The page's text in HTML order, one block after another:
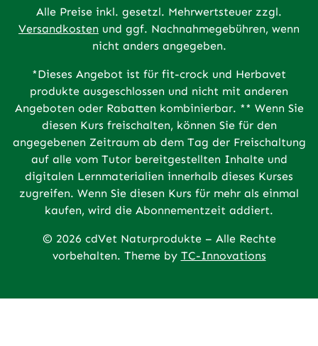
Alle Preise inkl. gesetzl. Mehrwertsteuer zzgl.
Versandkosten und ggf. Nachnahmegebühren, wenn
nicht anders angegeben.
*Dieses Angebot ist für fit-crock und Herbavet
produkte ausgeschlossen und nicht mit anderen
Angeboten oder Rabatten kombinierbar. ** Wenn Sie
diesen Kurs freischalten, können Sie für den
angegebenen Zeitraum ab dem Tag der Freischaltung
auf alle vom Tutor bereitgestellten Inhalte und
digitalen Lernmaterialien innerhalb dieses Kurses
zugreifen. Wenn Sie diesen Kurs für mehr als einmal
kaufen, wird die Abonnementzeit addiert.
© 2026 cdVet Naturprodukte – Alle Rechte
vorbehalten. Theme by TC-Innovations